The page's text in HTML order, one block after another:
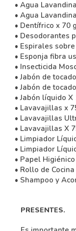
• Agua
• Agua
• Dentífrico x 70
• Desodorantes
• Espirales
• Esponja fibra
• Insecticida
• Jabón de
• Jabón de
• Jabón líquido
• Lavavajillas x
• Lavavajillas
• Lavavajillas X
• Limpiador
• Limpiador
• Papel
• Rollo de
• Shampoo y
PRESENTES.